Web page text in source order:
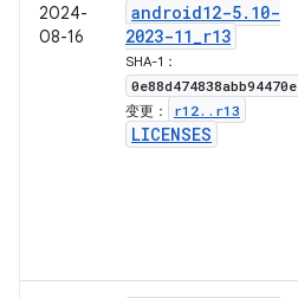
2024-
08-16
android12-5. 10-
2023-11_r13
SHA-1：
0e88d474838abb94470e
变更： r12. . r13
LICENSES